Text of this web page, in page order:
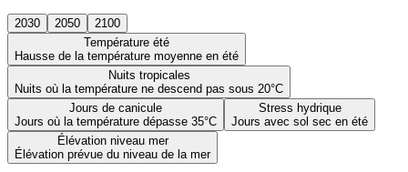
2030 2050
2100
Température été
Hausse de la température moyenne en été
Nuits tropicales
Nuits où la température ne descend pas sous 20°C
Jours de canicule
Jours où la température dépasse 35°C
Stress hydrique
Jours avec sol sec en été
Élévation niveau mer
Élévation prévue du niveau de la mer